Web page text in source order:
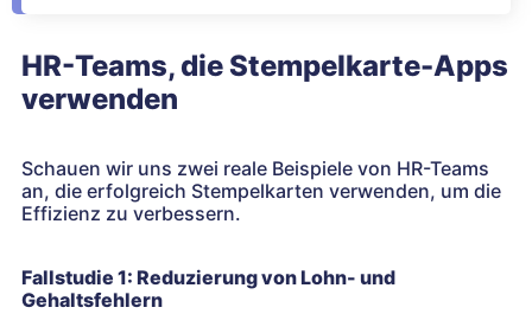
HR-Teams, die Stempelkarte-Apps
verwenden
Schauen wir uns zwei reale Beispiele von HR-Teams
an, die erfolgreich Stempelkarten verwenden, um die
Effizienz zu verbessern.
Fallstudie 1: Reduzierung von Lohn- und
Gehaltsfehlern